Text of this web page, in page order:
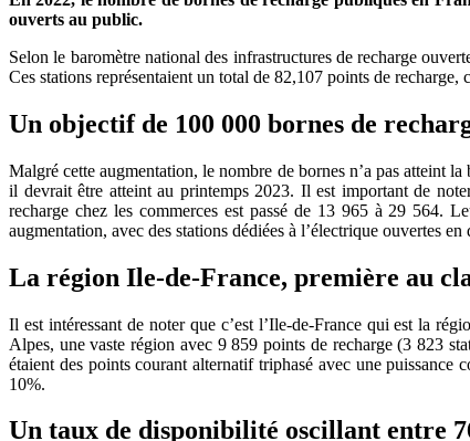
ouverts au public.
Selon le baromètre national des infrastructures de recharge
Ces stations représentaient un total de 82,107 points de
Un objectif de 100 000 bornes de
Malgré cette augmentation, le nombre de bornes n’a pas atteint
il devrait être atteint au printemps 2023. Il est important de
recharge chez les commerces est passé de 13 965 à 29 564.
augmentation, avec des stations dédiées à l’électrique ouvertes en
La région Ile-de-France, première au
Il est intéressant de noter que c’est l’Ile-de-France qui est la
Alpes, une vaste région avec 9 859 points de recharge (3 823
étaient des points courant alternatif triphasé avec une
10%.
Un taux de disponibilité oscillant entre